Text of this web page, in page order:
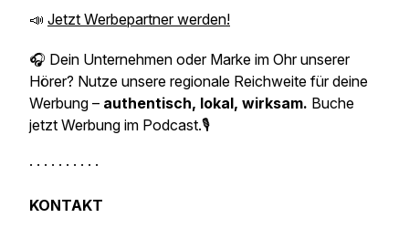
📣 Jetzt Werbepartner werden!
🎧 Dein Unternehmen oder Marke im Ohr unserer
Hörer? Nutze unsere regionale Reichweite für deine
Werbung – authentisch, lokal, wirksam. Buche
jetzt Werbung im Podcast.🎙️
· · · · · · · · · ·
KONTAKT